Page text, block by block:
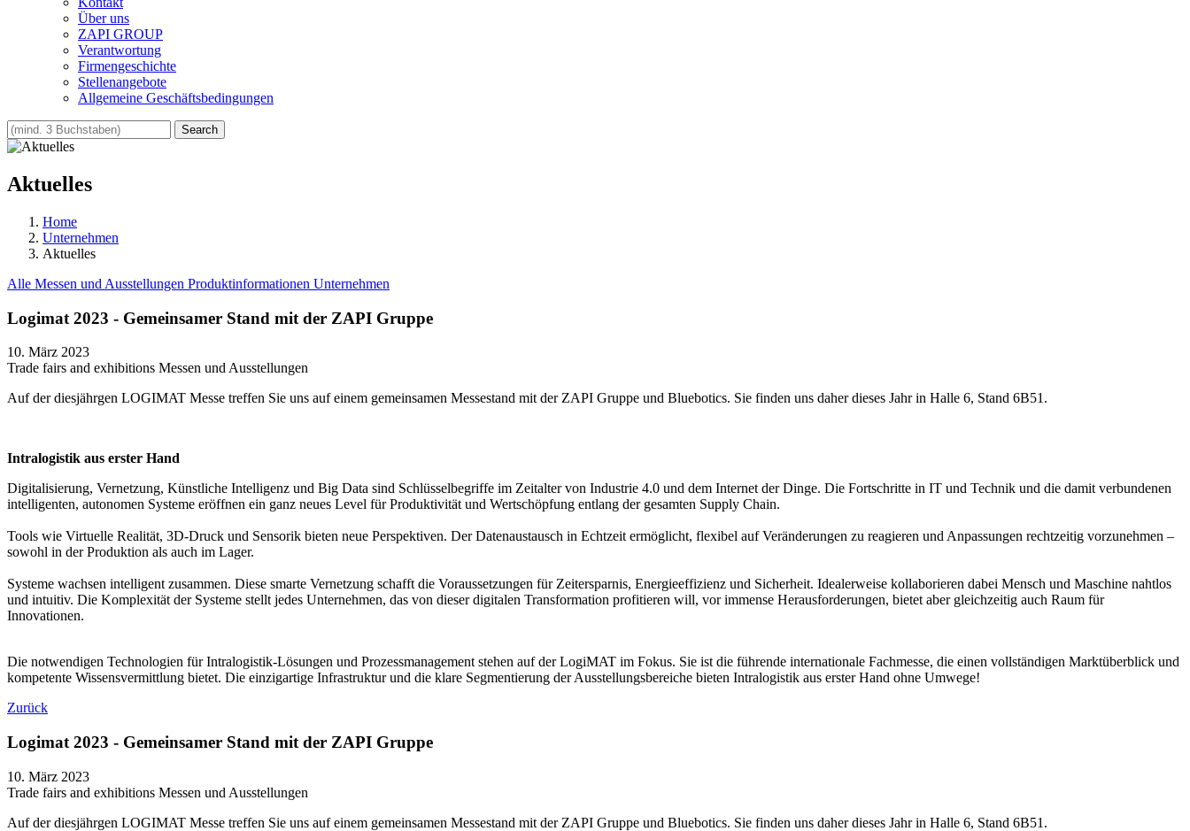
Über uns
ZAPI GROUP
Verantwortung
Firmengeschichte
Stellenangebote
Allgemeine Geschäftsbedingungen
Aktuelles
Home
Unternehmen
Aktuelles
Alle Messen und Ausstellungen Produktinformationen Unternehmen
Logimat 2023 - Gemeinsamer Stand mit der ZAPI Gruppe
10. März 2023
Trade fairs and exhibitions Messen und Ausstellungen
Auf der diesjährgen LOGIMAT Messe treffen Sie uns auf einem gemeinsamen Messestand mit der ZAPI Gruppe und Bluebotics. Sie finden uns daher dieses Jahr in Halle 6, Stand 6B51.
Intralogistik aus erster Hand
Digitalisierung, Vernetzung, Künstliche Intelligenz und Big Data sind Schlüsselbegriffe im Zeitalter von Industrie 4.0 und dem Internet der Dinge. Die Fortschritte in IT und Technik und die damit verbundenen
intelligenten, autonomen Systeme eröffnen ein ganz neues Level für Produktivität und Wertschöpfung entlang der gesamten Supply Chain.
Tools wie Virtuelle Realität, 3D-Druck und Sensorik bieten neue Perspektiven. Der Datenaustausch in Echtzeit ermöglicht, flexibel auf Veränderungen zu reagieren und Anpassungen rechtzeitig vorzunehmen –
sowohl in der Produktion als auch im Lager.
Systeme wachsen intelligent zusammen. Diese smarte Vernetzung schafft die Voraussetzungen für Zeitersparnis, Energieeffizienz und Sicherheit. Idealerweise kollaborieren dabei Mensch und Maschine nahtlos
und intuitiv. Die Komplexität der Systeme stellt jedes Unternehmen, das von dieser digitalen Transformation profitieren will, vor immense Herausforderungen, bietet aber gleichzeitig auch Raum für
Innovationen.
Die notwendigen Technologien für Intralogistik-Lösungen und Prozessmanagement stehen auf der LogiMAT im Fokus. Sie ist die führende internationale Fachmesse, die einen vollständigen Marktüberblick und
kompetente Wissensvermittlung bietet. Die einzigartige Infrastruktur und die klare Segmentierung der Ausstellungsbereiche bieten Intralogistik aus erster Hand ohne Umwege!
Zurück
Logimat 2023 - Gemeinsamer Stand mit der ZAPI Gruppe
10. März 2023
Trade fairs and exhibitions Messen und Ausstellungen
Auf der diesjährgen LOGIMAT Messe treffen Sie uns auf einem gemeinsamen Messestand mit der ZAPI Gruppe und Bluebotics. Sie finden uns daher dieses Jahr in Halle 6, Stand 6B51.